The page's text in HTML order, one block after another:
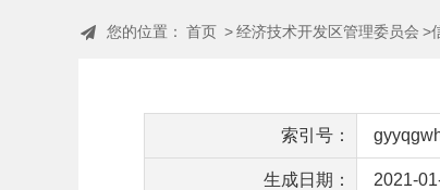
您的位置： 首页 >经济技术开发区管理委员会 >
索引号：
生成日期： 2021-